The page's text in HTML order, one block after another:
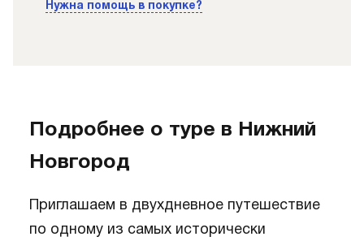
Нужна помощь в покупке?
Подробнее о туре в Нижний
Новгород
Приглашаем в двухдневное путешествие
по одному из самых исторически